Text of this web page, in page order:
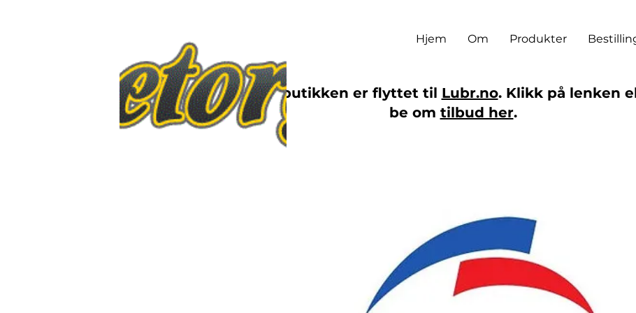
Hjem Om Produkter
Nettbutikken er flyttet til Lubr.no. Klikk på lenken
be om tilbud her.